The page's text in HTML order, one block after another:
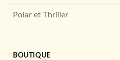
Polar et Thriller
BOUTIQUE